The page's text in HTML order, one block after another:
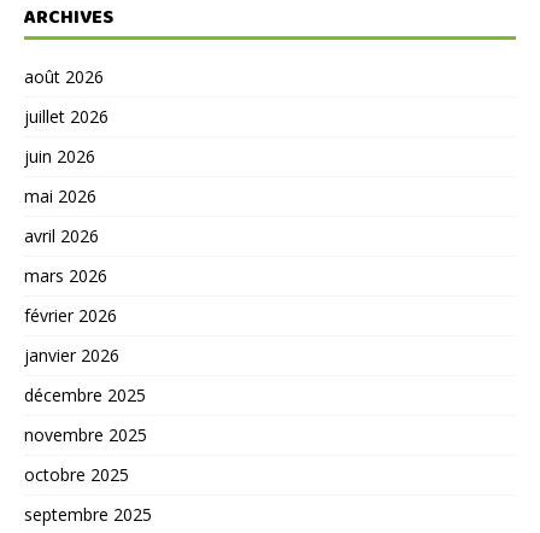
ARCHIVES
août 2026
juillet 2026
juin 2026
mai 2026
avril 2026
mars 2026
février 2026
janvier 2026
décembre 2025
novembre 2025
octobre 2025
septembre 2025